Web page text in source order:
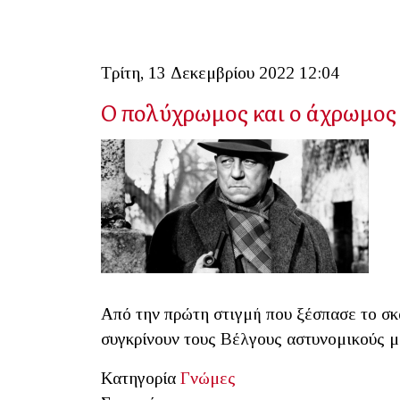
Τρίτη, 13 Δεκεμβρίου 2022 12:04
Ο πολύχρωμος και ο άχρωμος
Από την πρώτη στιγμή που ξέσπασε το
συγκρίνουν τους Βέλγους
Κατηγορία Γνώμες